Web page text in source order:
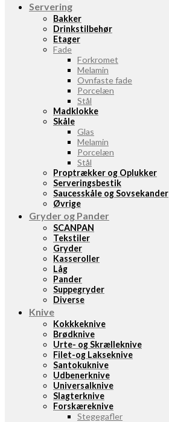
Servering
Bakker
Drinkstilbehør
Etager
Fade
Forkromet
Melamin
Ovnfaste fade
Porcelæn
Stål
Madklokke
Skåle
Glas
Melamin
Porcelæn
Stål
Proptrækker og Oplukker
Serveringsbestik
Saucesskåle og Sovsekander
Øvrige
Gryder og Pander
SCANPAN
Tekstiler
Gryder
Kasseroller
Låg
Pander
Suppegryder
Diverse
Knive
Kokkkeknive
Brødknive
Urte- og Skrælleknive
Filet-og Lakseknive
Santokuknive
Udbenerknive
Universalknive
Slagterknive
Forskæreknive
Stegegafler